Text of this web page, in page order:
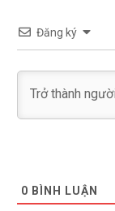
Đăng ký
0 BÌNH LUẬN